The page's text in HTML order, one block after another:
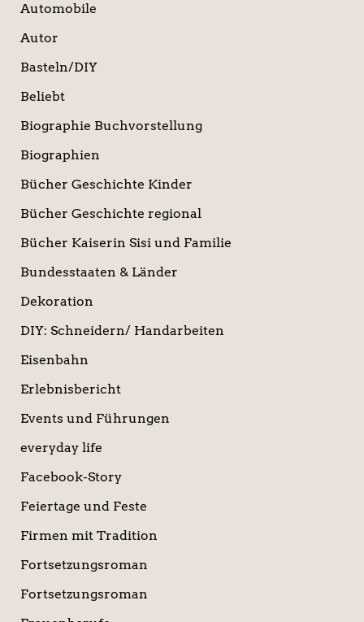
Automobile
Autor
Basteln/DIY
Beliebt
Biographie Buchvorstellung
Biographien
Bücher Geschichte Kinder
Bücher Geschichte regional
Bücher Kaiserin Sisi und Familie
Bundesstaaten & Länder
Dekoration
DIY: Schneidern/ Handarbeiten
Eisenbahn
Erlebnisbericht
Events und Führungen
everyday life
Facebook-Story
Feiertage und Feste
Firmen mit Tradition
Fortsetzungsroman
Fortsetzungsroman